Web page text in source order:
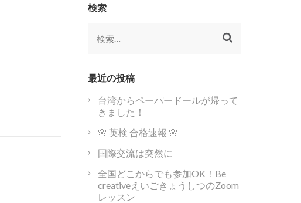
検索
検
最近の投稿
台湾からペーパードールが帰って
きました！
🌸 英検 合格速報 🌸
国際交流は突然に
全国どこからでも参加OK！Be
creativeえいごきょうしつのZoom
レッスン